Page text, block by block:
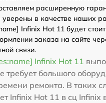
расширенную
уверены в качестве наших
Infinix Hot 11 будет
заказа на сайте
связи.
Infinix Hot 11
требует большого
ремонта. В таких
Infinix Hot 11 в сц Infinix